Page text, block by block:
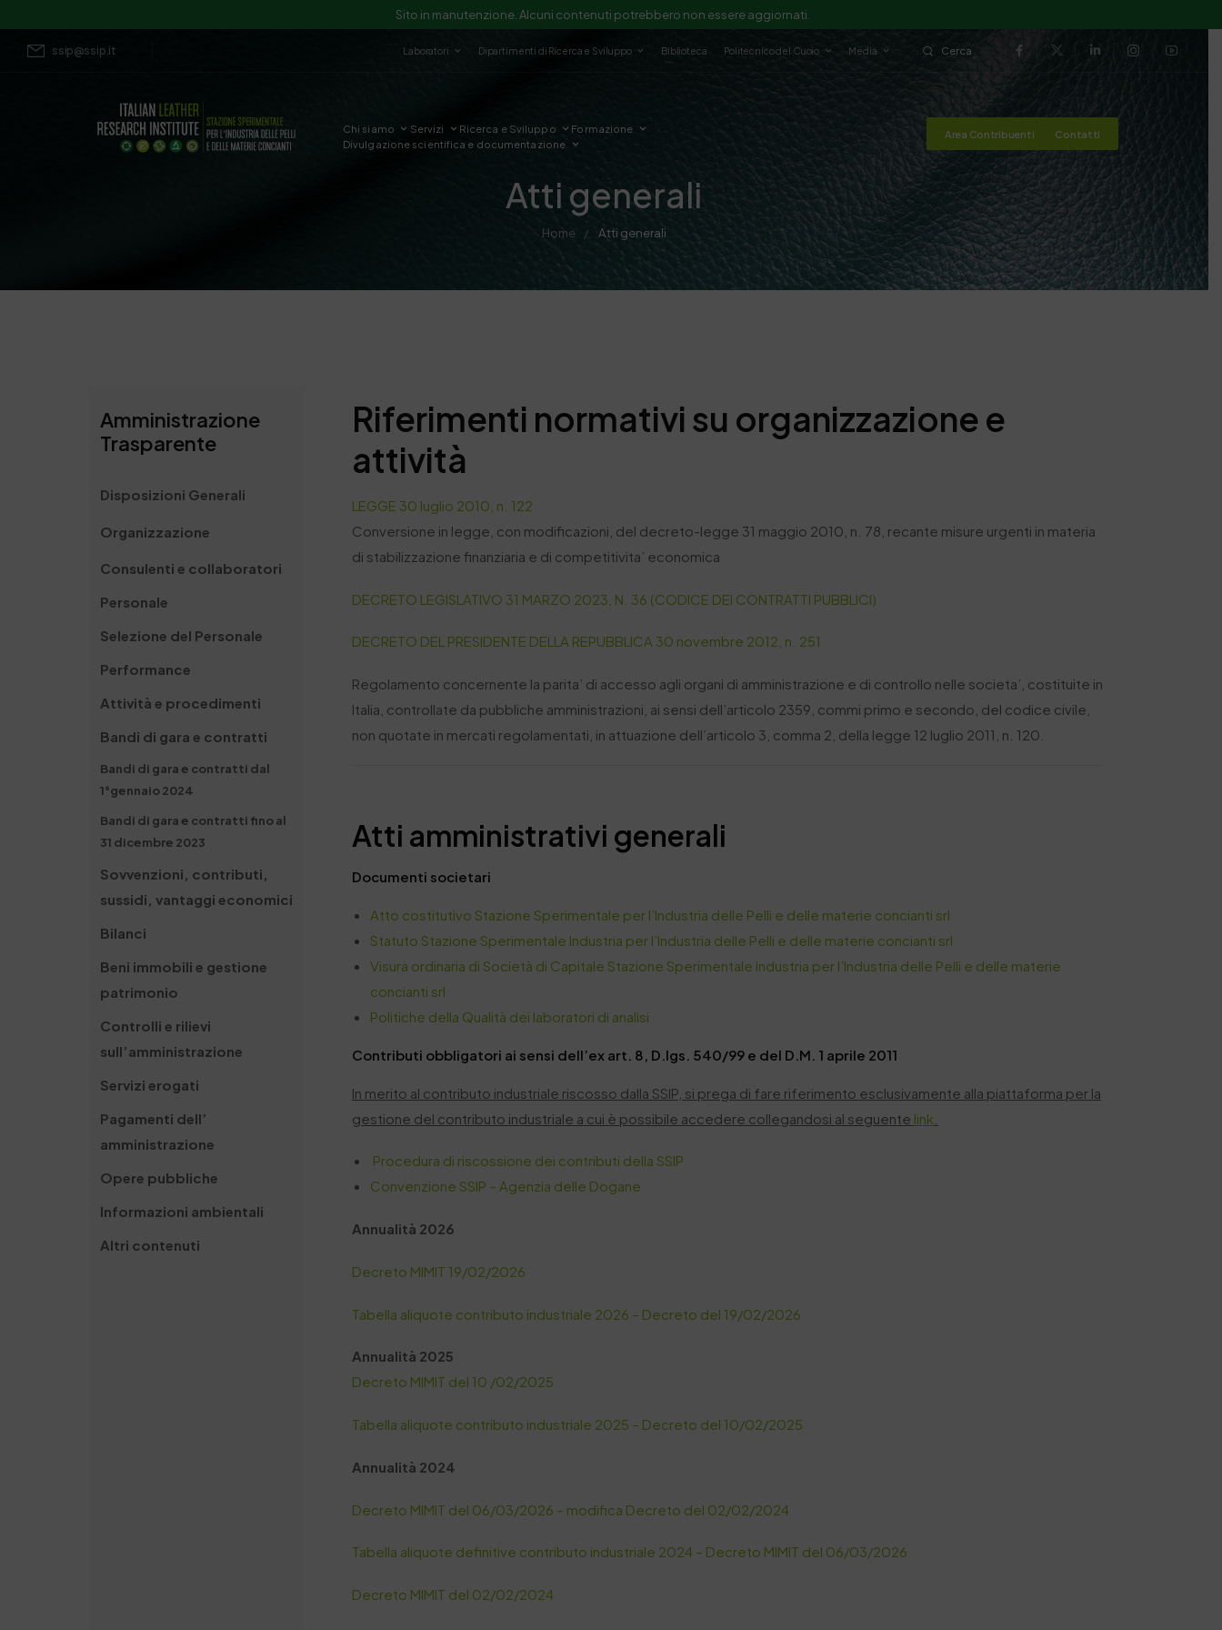
Sito in manutenzione. Alcuni contenuti potrebbero non essere aggiornati.
ssip@ssip.it Laboratori Dipartimenti di Ricerca e Sviluppo Biblioteca Politecnico del Cuoio Media Cerca
Chi siamo Servizi Ricerca e Sviluppo
Formazione
Divulgazione scientifica e documentazione
Area Contribuenti Contatti
Atti generali
Home / Atti generali
Amministrazione
Trasparente
Disposizioni Generali
Organizzazione
Consulenti e collaboratori
Personale
Selezione del Personale
Performance
Attività e procedimenti
Bandi di gara e contratti
Bandi di gara e contratti dal
1°gennaio 2024
Bandi di gara e contratti fino al
31 dicembre 2023
Sovvenzioni, contributi,
sussidi, vantaggi economici
Bilanci
Beni immobili e gestione
patrimonio
Controlli e rilievi
sull’amministrazione
Servizi erogati
Pagamenti dell’
amministrazione
Opere pubbliche
Informazioni ambientali
Altri contenuti
Riferimenti normativi su organizzazione e
attività
LEGGE 30 luglio 2010, n. 122
Conversione in legge, con modificazioni, del decreto-legge 31 maggio 2010, n. 78, recante misure urgenti in materia
di stabilizzazione finanziaria e di competitivita’ economica
DECRETO LEGISLATIVO 31 MARZO 2023, N. 36 (CODICE DEI CONTRATTI PUBBLICI)
DECRETO DEL PRESIDENTE DELLA REPUBBLICA 30 novembre 2012, n. 251
Regolamento concernente la parita’ di accesso agli organi di amministrazione e di controllo nelle societa’, costituite in
Italia, controllate da pubbliche amministrazioni, ai sensi dell’articolo 2359, commi primo e secondo, del codice civile,
non quotate in mercati regolamentati, in attuazione dell’articolo 3, comma 2, della legge 12 luglio 2011, n. 120.
Atti amministrativi generali
Documenti societari
Atto costitutivo Stazione Sperimentale per l’Industria delle Pelli e delle materie concianti srl
Statuto Stazione Sperimentale Industria per l’Industria delle Pelli e delle materie concianti srl
Visura ordinaria di Società di Capitale Stazione Sperimentale Industria per l’Industria delle Pelli e delle materie
concianti srl
Politiche della Qualità dei laboratori di analisi
Contributi obbligatori ai sensi dell’ex art. 8, D.lgs. 540/99 e del D.M. 1 aprile 2011
In merito al contributo industriale riscosso dalla SSIP, si prega di fare riferimento esclusivamente alla piattaforma per la
gestione del contributo industriale a cui è possibile accedere collegandosi al seguente link
Procedura di riscossione dei contributi della SSIP
Convenzione SSIP – Agenzia delle Dogane
Annualità 2026
Decreto MIMIT 19/02/2026
Tabella aliquote contributo industriale 2026 – Decreto del 19/02/2026
Annualità 2025
Decreto MIMIT del 10 /02/2025
Tabella aliquote contributo industriale 2025 – Decreto del 10/02/2025
Annualità 2024
Decreto MIMIT del 06/03/2026 – modifica Decreto del 02/02/2024
Tabella aliquote definitive contributo industriale 2024 – Decreto MIMIT del 06/03/2026
Decreto MIMIT del 02/02/2024